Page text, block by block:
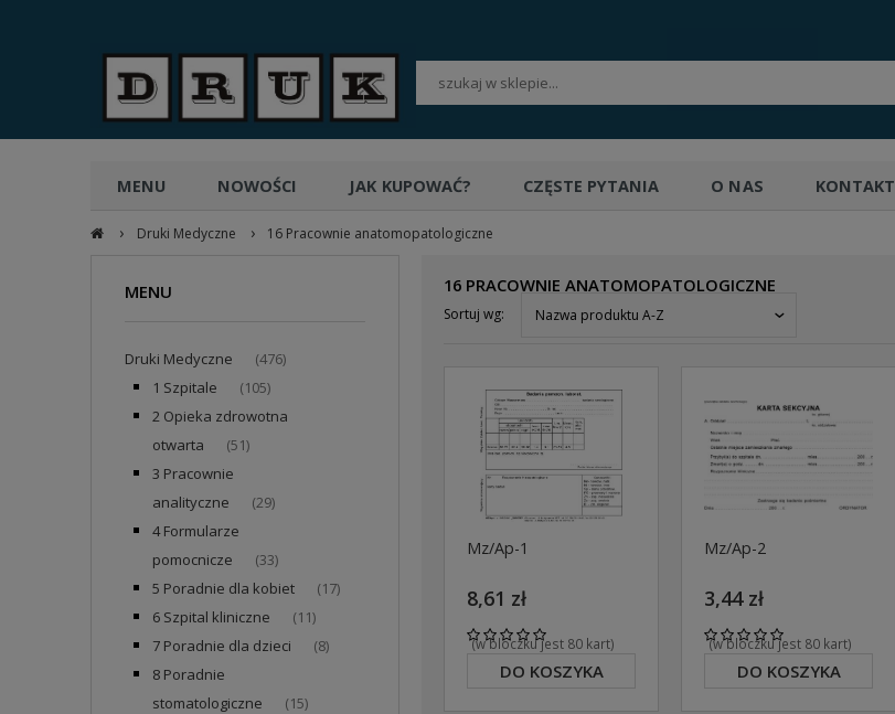
MENU NOWOŚCI JAK KUPOWAĆ? CZĘSTE PYTANIA O NAS KONTAKT
› Druki Medyczne › 16 Pracownie anatomopatologiczne
MENU
Druki Medyczne (476)
1 Szpitale (105)
2 Opieka zdrowotna
otwarta
(51)
3 Pracownie
analityczne
(29)
4 Formularze
pomocnicze
(33)
5 Poradnie dla kobiet (17)
6 Szpital kliniczne (11)
7 Poradnie dla dzieci (8)
8 Poradnie
stomatologiczne
(15)
16 PRACOWNIE ANATOMOPATOLOGICZNE
Sortuj wg: Nazwa produktu A-Z
Mz/Ap-1
8,61 zł
(w bloczku jest 80 kart)
DO KOSZYKA
Mz/Ap-2
3,44 zł
(w bloczku jest 80 kart)
DO KOSZYKA